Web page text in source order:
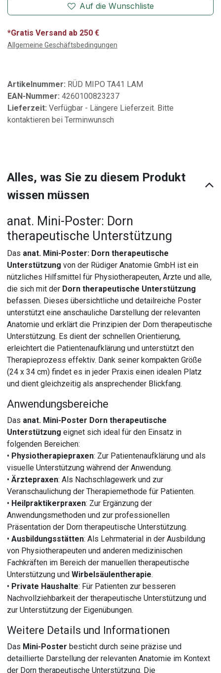
Auf die Wunschliste
*Gratis Versand ab 250 €
Allgemeine Geschäftsbedingungen
Artikelnummer: RÜD MIPO TA41 LAM
EAN-Nummer: 4260100823237
Lieferzeit: Verfügbar - Längere Lieferzeit. Bitte
kontaktieren bei Terminwunsch
Alles, was Sie zu diesem Produkt
wissen müssen
anat. Mini-Poster: Dorn
therapeutische Unterstützung
Das anat. Mini-Poster: Dorn therapeutische
Unterstützung von der Rüdiger Anatomie GmbH ist ein
nützliches Hilfsmittel für Physiotherapeuten, Ärzte und alle,
die sich mit der Dorn therapeutische Unterstützung
befassen. Dieses übersichtliche und detailreiche Poster
unterstützt eine anschauliche Darstellung der relevanten
Anatomie und erklärt die Prinzipien der Dorn therapeutische
Unterstützung. Es dient der schnellen Orientierung,
erleichtert die Patientenaufklärung und unterstützt den
Therapieprozess effektiv. Dank seiner kompakten Größe
(24 x 34 cm) findet es in jeder Praxis einen idealen Platz
und dient gleichzeitig als ansprechender Blickfang.
Anwendungsbereiche
Das anat. Mini-Poster Dorn therapeutische
Unterstützung eignet sich ideal für den Einsatz in
folgenden Bereichen:
• Physiotherapiepraxen: Zur Patientenaufklärung und als
visuelle Unterstützung während der Anwendung.
•Ärztepraxen: Als Nachschlagewerk und zur
Veranschaulichung der Therapiemethode für Patienten.
• Heilpraktikerpraxen: Zur Ergänzung der
Anwendungsmethoden und zur professionellen
Präsentation der Dorn therapeutische Unterstützung.
•Ausbildungsstätten: Als Lehrmaterial in der Ausbildung
von Physiotherapeuten und anderen medizinischen
Fachkräften im Bereich der manuellen therapeutische
Unterstützung undWirbelsäulentherapie.
• Private Haushalte: Für Patienten zur besseren
Nachvollziehbarkeit der therapeutische Unterstützung und
zur Unterstützung der Eigenübungen.
Weitere Details und Informationen
Das Mini-Poster besticht durch seine präzise und
detaillierte Darstellung der relevanten Anatomie im Kontext
der Dorn therapeutische Unterstützung. Die